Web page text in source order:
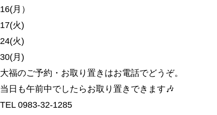
16(月）
17(火)
24(火)
30(月)
大福のご予約・お取り置きはお電話でどうぞ。
当日も午前中でしたらお取り置きできます🎶
TEL 0983-32-1285